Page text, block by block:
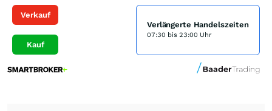
Verkauf
Kauf
Verlängerte Handelszeiten
07:30 bis 23:00 Uhr